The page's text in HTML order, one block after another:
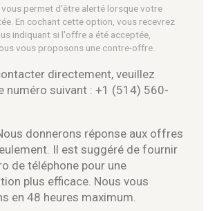
permet d'être alerté lorsque votre
En cochant cette option, vous recevrez
indiquant si l'offre a été acceptée,
vous proposons une contre-offre.
directement, veuillez
numéro suivant : +1 (514) 560-
donnerons réponse aux offres
Il est suggéré de fournir
de téléphone pour une
plus efficace. Nous vous
en 48 heures maximum.